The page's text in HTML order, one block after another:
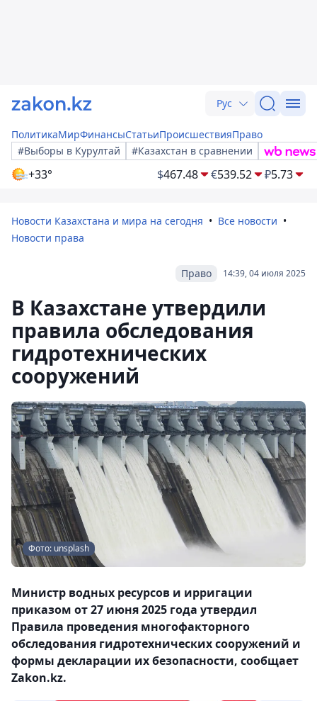
Рус
ПолитикаМирФинансыСтатьиПроисшествияПраво
#Выборы в Курултай
#Казахстан в сравнении
+33° $467.48 €539.52 ₽5.73
Новости Казахстана и мира на сегодня
Все новости
Новости права
14:39, 04 июля 2025
Право
В Казахстане утвердили
правила обследования
гидротехнических
сооружений
Фото: unsplash
Министр водных ресурсов и ирригации
приказом от 27 июня 2025 года утвердил
Правила проведения многофакторного
обследования гидротехнических сооружений и
формы декларации их безопасности, сообщает
Zakon.kz.